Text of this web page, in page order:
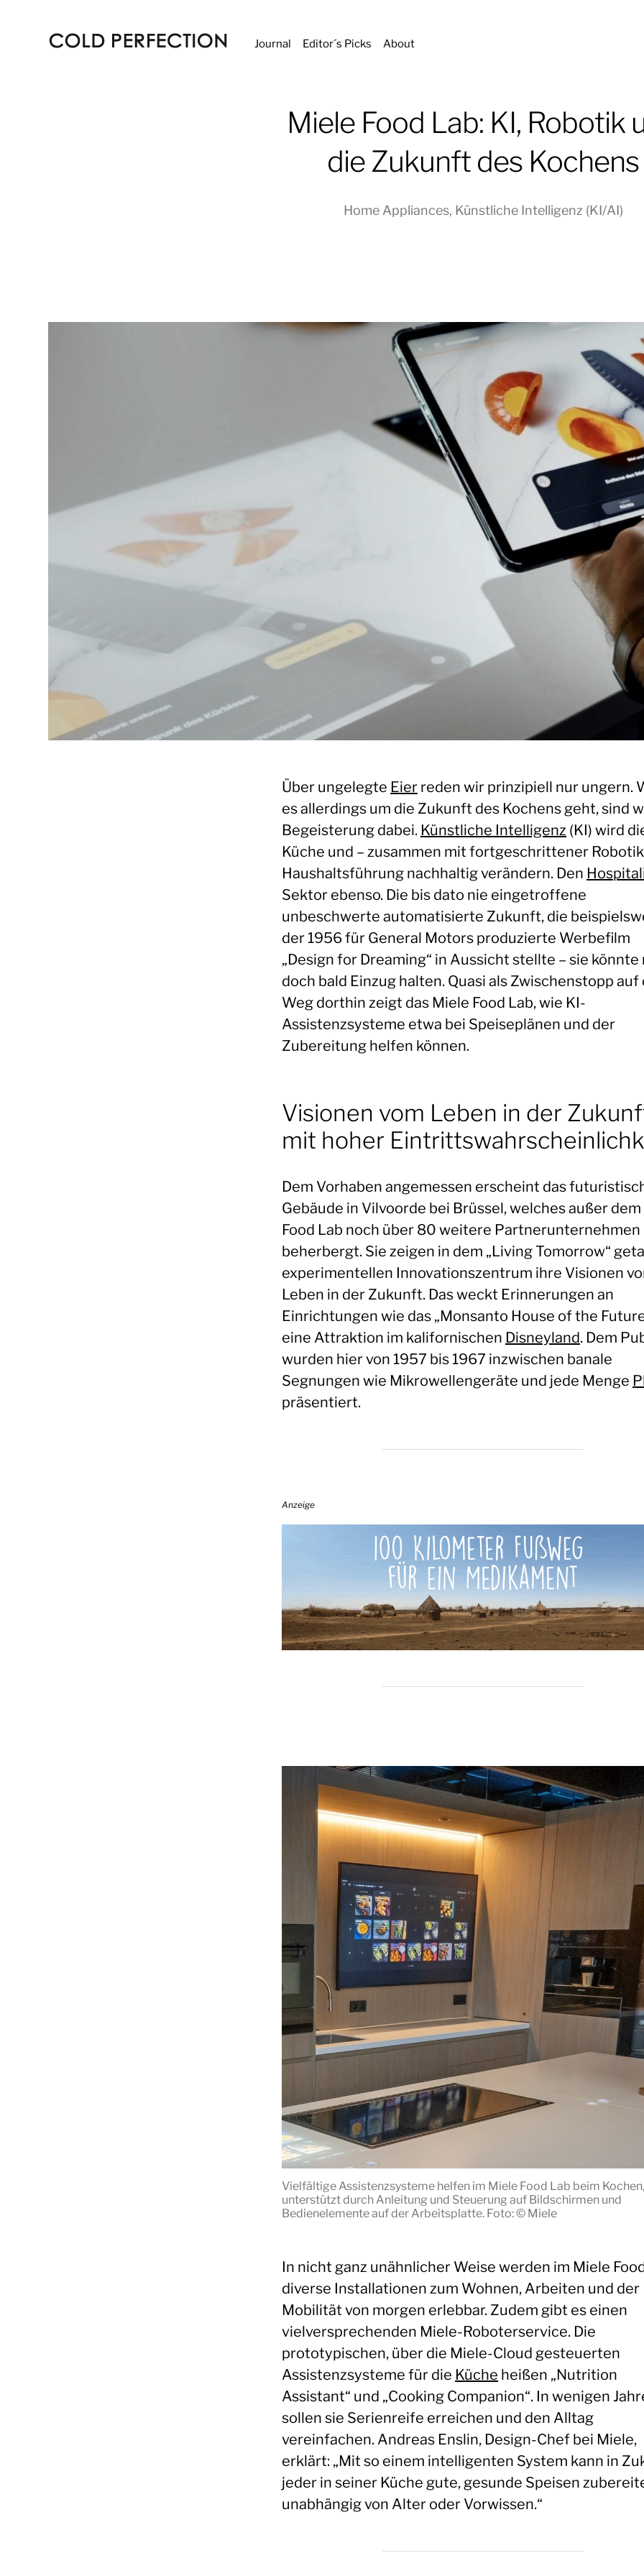
Journal Editor´s Picks About
Miele Food Lab: KI, Robotik
die Zukunft des Kochens
Home Appliances, Künstliche Intelligenz (KI/AI)
Über ungelegte Eier reden wir prinzipiell nur ungern.
es allerdings um die Zukunft des Kochens geht, sind
Begeisterung dabei. Künstliche Intelligenz (KI) wird
Küche und – zusammen mit fortgeschrittener
Haushaltsführung nachhaltig verändern. Den
Sektor ebenso. Die bis dato nie eingetroffene
unbeschwerte automatisierte Zukunft, die
der 1956 für General Motors produzierte Werbefilm
„Design for Dreaming“ in Aussicht stellte – sie könnte
doch bald Einzug halten. Quasi als Zwischenstopp auf
Weg dorthin zeigt das Miele Food Lab, wie KI-
Assistenzsysteme etwa bei Speiseplänen und der
Zubereitung helfen können.
Visionen vom Leben in der
mit hoher
Dem Vorhaben angemessen erscheint das
Gebäude in Vilvoorde bei Brüssel, welches außer
Food Lab noch über 80 weitere Partnerunternehmen
beherbergt. Sie zeigen in dem „Living Tomorrow“
experimentellen Innovationszentrum ihre Visionen
Leben in der Zukunft. Das weckt Erinnerungen an
Einrichtungen wie das „Monsanto House of the
eine Attraktion im kalifornischen Disneyland. Dem
wurden hier von 1957 bis 1967 inzwischen banale
Segnungen wie Mikrowellengeräte und jede Menge
präsentiert.
Anzeige
Vielfältige Assistenzsysteme helfen im Miele Food Lab beim Kochen,
unterstützt durch Anleitung und Steuerung auf Bildschirmen und
Bedienelemente auf der Arbeitsplatte. Foto: © Miele
In nicht ganz unähnlicher Weise werden im Miele
diverse Installationen zum Wohnen, Arbeiten und der
Mobilität von morgen erlebbar. Zudem gibt es einen
vielversprechenden Miele-Roboterservice. Die
prototypischen, über die Miele-Cloud gesteuerten
Assistenzsysteme für die Küche heißen „Nutrition
Assistant“ und „Cooking Companion“. In wenigen
sollen sie Serienreife erreichen und den Alltag
vereinfachen. Andreas Enslin, Design-Chef bei Miele,
erklärt: „Mit so einem intelligenten System kann in
jeder in seiner Küche gute, gesunde Speisen
unabhängig von Alter oder Vorwissen.“